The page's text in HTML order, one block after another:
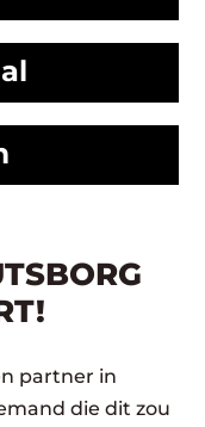
partner in
die dit zou